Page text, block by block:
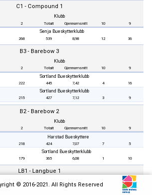
C1 - Compound 1
Klubb
2 Totalt Gjennomsnitt 10 9
Senja Bueskytterklubb
268 539 8,98 12 36
B3 - Barebow 3
Klubb
2 Totalt Gjennomsnitt 10 9
Sortland Bueskytterklubb
222 445 7,42 4 16
Sortland Bueskytterklubb
215 427 7,12 3 9
B2 - Barebow 2
Klubb
2 Totalt Gjennomsnitt 10 9
Harstad Bueskyttere
218 424 7,07 7 5
Sortland Bueskytterklubb
179 365 6,08 1 10
LB1 - Langbue 1
Totalt Gjennomsnitt 10 9
© 2016-2021. All Rights Reserved